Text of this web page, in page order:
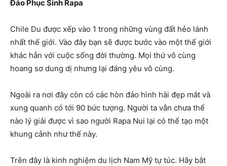
Đảo Phục Sinh Rapa
Chile Du được xếp vào 1 trong những vùng đất hẻo lánh
nhất thế giới. Vào đây bạn sẽ được bước vào một thế giới
khác hẳn với cuộc sống đời thường. Mọi thứ vô cùng
hoang sơ dung dị nhưng lại đáng yêu vô cùng.
Ngoài ra nơi đây còn có các hòn đảo hình hài đẹp mắt và
xung quanh có tới 90 bức tượng. Người ta vẫn chưa thể
nào lý giải được vì sao người Rapa Nui lại có thể tạo một
khung cảnh như thế này.
Trên đây là kinh nghiệm du lịch Nam Mỹ tự túc. Hãy bắt